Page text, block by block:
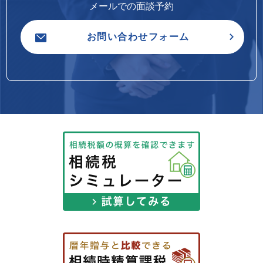
メールでの面談予約
お問い合わせフォーム